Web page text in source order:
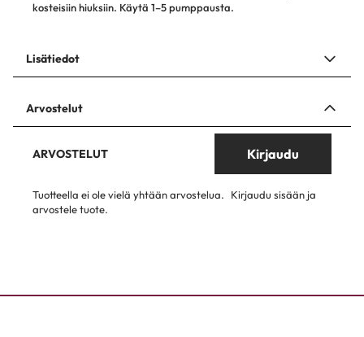
kosteisiin hiuksiin. Käytä 1–5 pumppausta.
Lisätiedot
Arvostelut
ARVOSTELUT Kirjaudu
Tuotteella ei ole vielä yhtään arvostelua.
Kirjaudu sisään ja
arvostele tuote.